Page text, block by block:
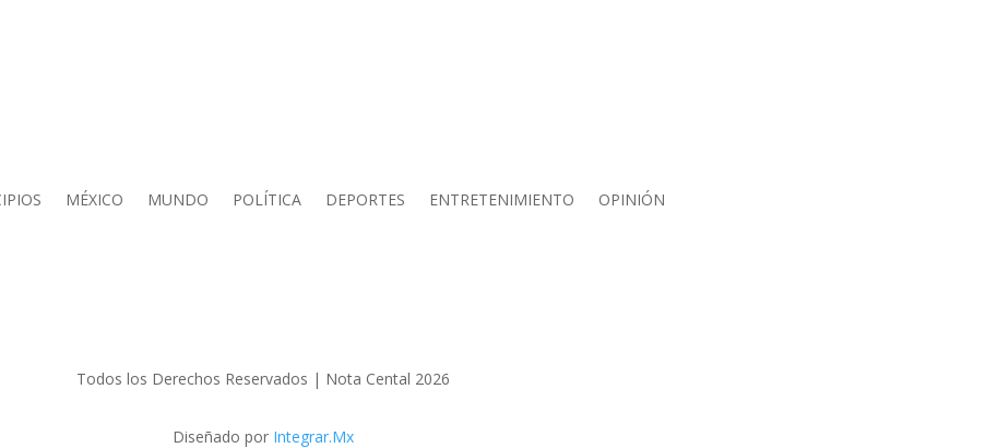
MÉXICO MUNDO POLÍTICA DEPORTES ENTRETENIMIENTO OPINIÓN
Todos los Derechos Reservados | Nota Cental 2026
Diseñado por Integrar.Mx